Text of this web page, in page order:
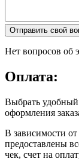
Отправить свой
Нет вопросов об
Оплата:
Выбрать
оформления
В зависимости
предоставлены
чек, счет на